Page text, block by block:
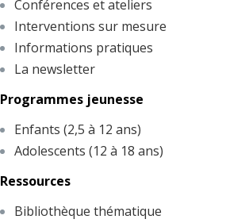
Conférences et ateliers
Interventions sur mesure
Informations pratiques
La newsletter
Programmes jeunesse
Enfants (2,5 à 12 ans)
Adolescents (12 à 18 ans)
Ressources
Bibliothèque thématique